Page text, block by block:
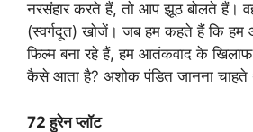
नरसंहार करते हैं, तो आप झूठ बोलते हैं।
(स्वर्गदूत) खोजें। जब हम कहते हैं कि
फिल्म बना रहे हैं, हम आतंकवाद के
कैसे आता है? अशोक पंडित जानना चाहते
72 हुरेन प्लॉट